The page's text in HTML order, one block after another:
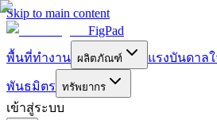
Skip to main content
FigPad
พื้นที่ทำงาน ผลิตภัณฑ์ แรงบันดาลใ
พันธมิตร ทรัพยากร
เข้าสู่ระบบ